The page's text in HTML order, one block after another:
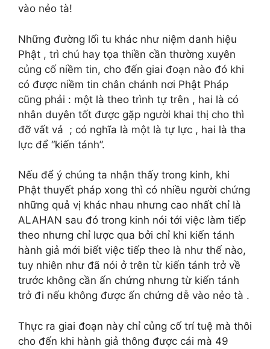
vào nẻo tà!
Những đường lối tu khác như niệm danh hiệu
Phật , trì chú hay tọa thiền cần thường xuyên
củng cố niềm tin, cho đến giai đoạn nào đó khi
có được niềm tin chân chánh nơi Phật Pháp
cũng phải : một là theo trình tự trên , hai là có
nhân duyên tốt được gặp người khai thị cho thì
đỡ vất vả ; có nghĩa là một là tự lực , hai là tha
lực để “kiến tánh”.
Nếu để ý chúng ta nhận thấy trong kinh, khi
Phật thuyết pháp xong thì có nhiều người chứng
những quả vị khác nhau nhưng cao nhất chỉ là
ALAHAN sau đó trong kinh nói tới việc làm tiếp
theo nhưng chỉ lược qua bởi chỉ khi kiến tánh
hành giả mới biết việc tiếp theo là như thế nào,
tuy nhiên như đã nói ở trên từ kiến tánh trở về
trước không cần ấn chứng nhưng từ kiến tánh
trở đi nếu không được ấn chứng dễ vào nẻo tà .
Thực ra giai đoạn này chỉ củng cố trí tuệ mà thôi
cho đến khi hành giả thông được cái mà 49